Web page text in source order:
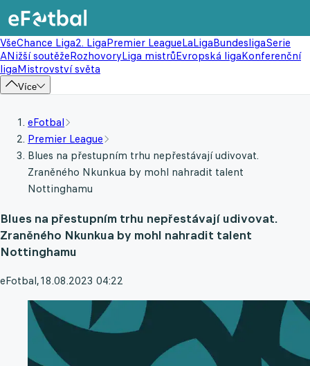
VšeChance Liga2. LigaPremier LeagueLaLigaBundesligaSerie
ANižší soutěžeRozhovoryLiga mistrůEvropská ligaKonferenční
ligaMistrovství světa
Více
eFotbal
Premier League
Blues na přestupním trhu nepřestávají udivovat.
Zraněného Nkunkua by mohl nahradit talent
Nottinghamu
Blues na přestupním trhu nepřestávají udivovat.
Zraněného Nkunkua by mohl nahradit talent
Nottinghamu
eFotbal,18.08.2023 04:22